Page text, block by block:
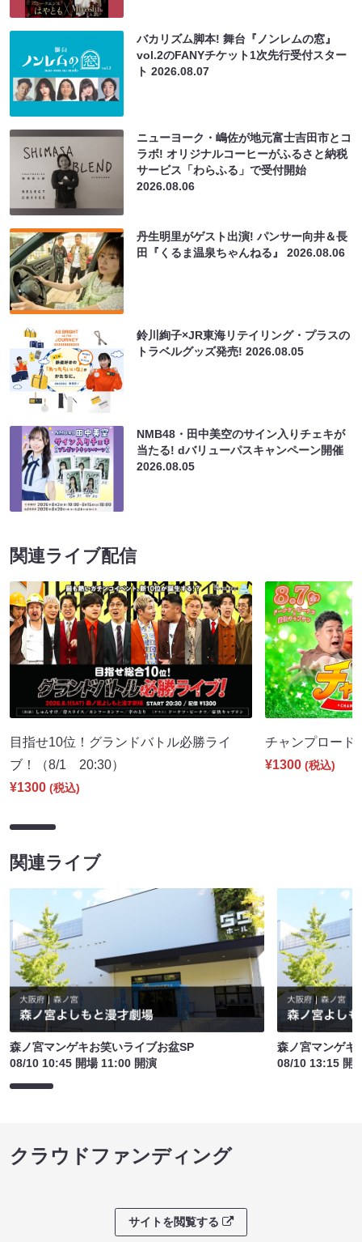
バカリズム脚本! 舞台『ノンレムの窓』
vol.2のFANYチケット1次先行受付スター
ト2026.08.07
ニューヨーク・嶋佐が地元富士吉田市とコ
ラボ! オリジナルコーヒーがふるさと納税
サービス「わらふる」で受付開始
2026.08.06
丹生明里がゲスト出演! パンサー向井＆長
田『くるま温泉ちゃんねる』2026.08.06
鈴川絢子×JR東海リテイリング・プラスの
トラベルグッズ発売!2026.08.05
NMB48・田中美空のサイン入りチェキが
当たる! dバリューパスキャンペーン開催
2026.08.05
関連ライブ配信
目指せ10位！グランドバトル必勝ライ
ブ！（8/1 20:30）
¥1300 (税込)
チャンプロー
¥1300 (税込)
関連ライブ
森ノ宮マンゲキお笑いライブお盆SP
08/10 10:45 開場 11:00 開演
森ノ宮マンゲキ
08/10 13:15 開
クラウドファンディング
サイトを閲覧する